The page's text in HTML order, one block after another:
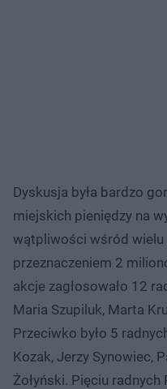
Dyskusja była bardzo
miejskich pieniędzy na
wątpliwości wśród wielu
przeznaczeniem 2
akcje zagłosowało 12
Maria Szupiluk, Marta
Przeciwko było 5
Kozak, Jerzy Synowiec,
Żołyński. Pięciu radnych